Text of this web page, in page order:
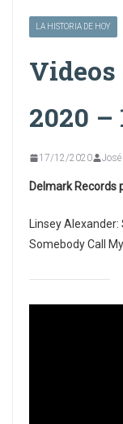
LA HISTORIA DE HOY
2020 –
17/12/2020
Delmark Records
Linsey
Somebody Call